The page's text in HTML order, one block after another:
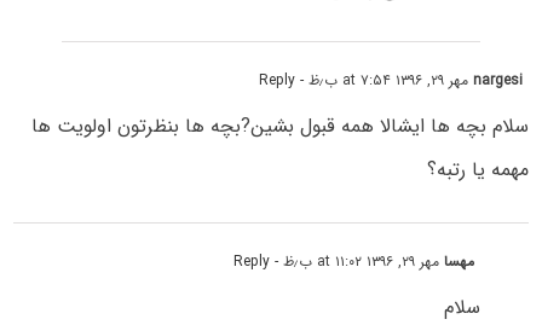
nargesiمهر ۲۹, ۱۳۹۶ at ۷:۵۴ ب٫ظ - Reply
سلام بچه ها ایشالا همه قبول بشین?بچه ها بنظرتون اولویت ها
مهمه یا رتبه؟
مهسامهر ۲۹, ۱۳۹۶ at ۱۱:۰۲ ب٫ظ - Reply
سلام